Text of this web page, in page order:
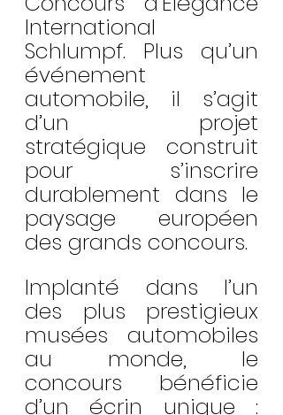
International
Schlumpf. Plus qu’un
événement
automobile, il s’agit
d’un projet
stratégique construit
pour s’inscrire
durablement dans le
paysage européen
des grands concours.
Implanté dans l’un
des plus prestigieux
musées automobiles
au monde, le
concours bénéficie
d’un écrin unique :